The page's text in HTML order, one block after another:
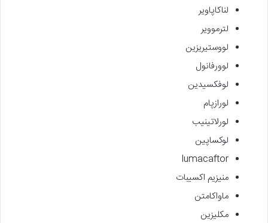
لناکاپاویر
لترموویر
لووستیریزین
لوورفانول
لوفکسیدین
لورازپام
لورلاتینیب
لوکساپین
lumacaftor
منیزیم اکسیبات
ماواکامتن
مکلیزین